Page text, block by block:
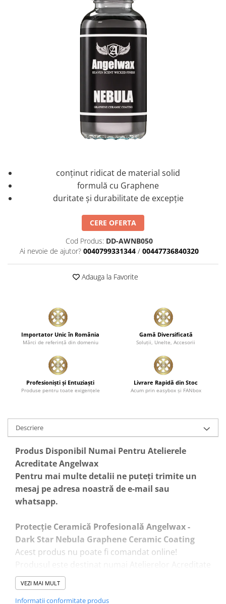
conținut ridicat de material solid
formulă cu Graphene
duritate și durabilitate de excepție
CERE OFERTA
Cod Produs: DD-AWNB050
Ai nevoie de ajutor? 0040799331344 / 00447736840320
Adauga la Favorite
Importator Unic în România
Mărci de referinţă din domeniu
Gamă Diversificată
Soluţii, Unelte, Accesorii
Profesionişti şi Entuziaşti
Produse pentru toate exigenţele
Livrare Rapidă din Stoc
Acum prin easybox şi FANbox
Descriere
Produs Disponibil Numai Pentru Atelierele
Acreditate Angelwax
Pentru mai multe detalii ne puteți trimite un
mesaj pe adresa noastră de e-mail sau
whatsapp.
Protecție Ceramică Profesională Angelwax -
Dark Star Nebula Graphene Ceramic Coating
Acest produs nu poate fi comandat online!
Angelwax!
Se recomandă uscarea cu lampă IR.
VEZI MAI MULT
Informatii conformitate produs